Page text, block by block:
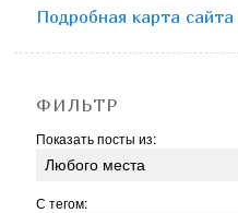
Подробная карта
ФИЛЬТР
Показать посты из:
С тегом: